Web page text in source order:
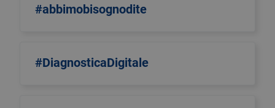
#abbimobisognodite
#DiagnosticaDigitale